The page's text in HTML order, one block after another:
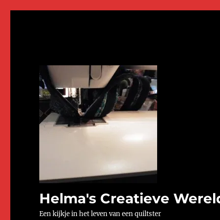
Helma's Creatieve
Een kijkje in het leven van een quiltster